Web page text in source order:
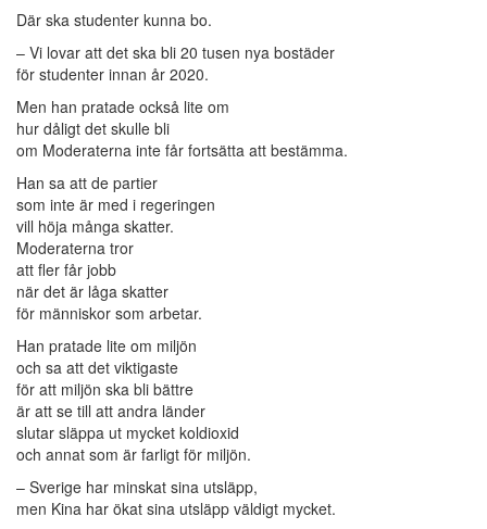
Där ska studenter kunna bo.
– Vi lovar att det ska bli 20 tusen nya bostäder
för studenter innan år 2020.
Men han pratade också lite om
hur dåligt det skulle bli
om Moderaterna inte får fortsätta att bestämma.
Han sa att de partier
som inte är med i regeringen
vill höja många skatter.
Moderaterna tror
att fler får jobb
när det är låga skatter
för människor som arbetar.
Han pratade lite om miljön
och sa att det viktigaste
för att miljön ska bli bättre
är att se till att andra länder
slutar släppa ut mycket koldioxid
och annat som är farligt för miljön.
– Sverige har minskat sina utsläpp,
men Kina har ökat sina utsläpp väldigt mycket.